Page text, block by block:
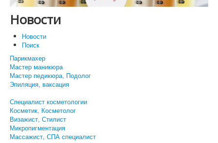
Новости
Новости
Поиск
Парикмахер
Мастер маникюра
Мастер педикюра, Подолог
Эпиляция, ваксация
Специалист косметологии
Косметик, Косметолог
Визажист, Стилист
Микропигментация
Массажист, СПА специалист